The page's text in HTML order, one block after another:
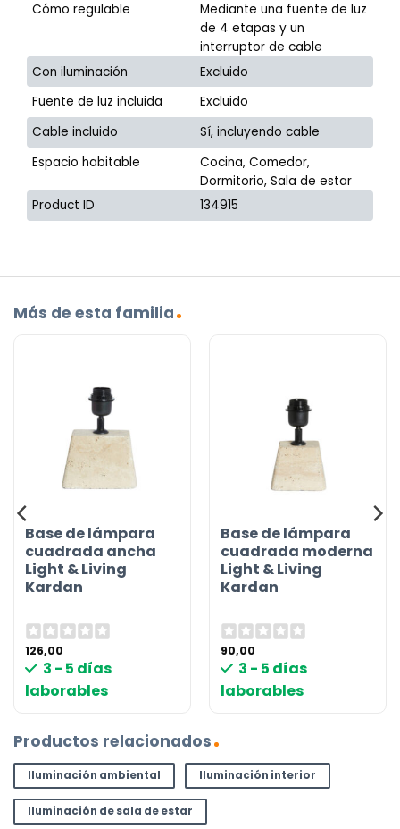
Cómo regulable
Mediante una fuente de luz
de 4 etapas y un
interruptor de cable
Con iluminación
Excluido
Fuente de luz incluida
Excluido
Cable incluido
Sí, incluyendo cable
Espacio habitable
Cocina, Comedor,
Dormitorio, Sala de estar
Product ID
134915
Más de esta familia
Base de lámpara
cuadrada ancha
Light & Living
Kardan
126,00
3 - 5 días
laborables
Base de lámpara
cuadrada moderna
Light & Living
Kardan
90,00
3 - 5 días
laborables
Productos relacionados
Iluminación ambiental Iluminación interior
Iluminación de sala de estar